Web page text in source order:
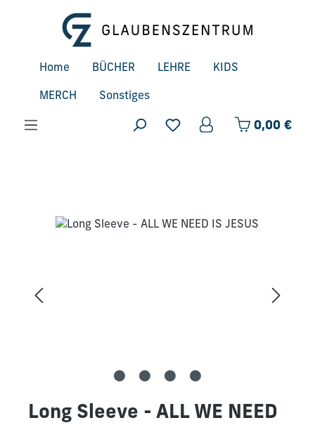
Zum Hauptinhalt springen
Home BÜCHER LEHRE KIDS
MERCH Sonstiges
0,00 €
Long Sleeve - ALL WE NEED